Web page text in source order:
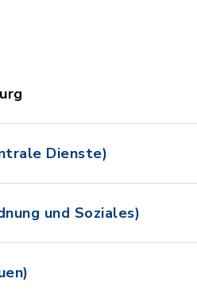
Dienste)
und Soziales)